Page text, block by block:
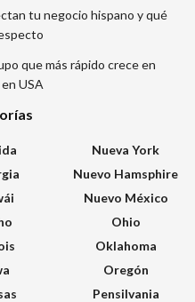
tu negocio hispano y qué
que más rápido crece en
USA
Nueva York
Nuevo Hamsphire
Nuevo México
Ohio
Oklahoma
Oregón
Pensilvania